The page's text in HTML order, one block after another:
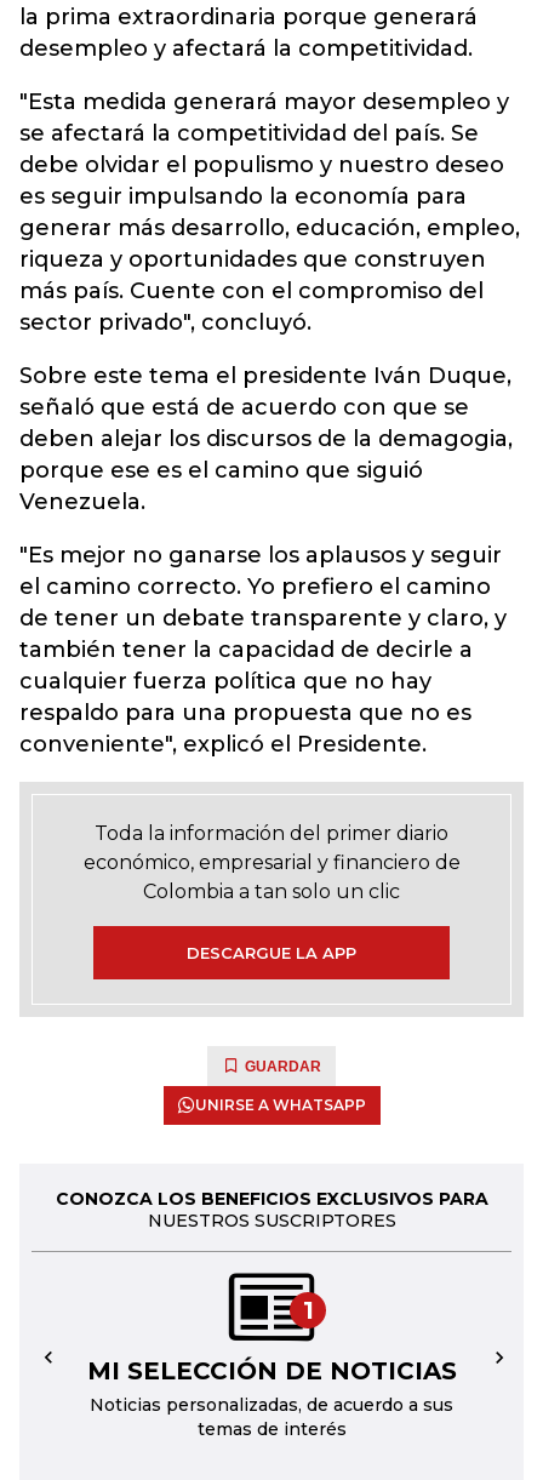
la prima extraordinaria porque generará
desempleo y afectará la competitividad.
"Esta medida generará mayor desempleo y
se afectará la competitividad del país. Se
debe olvidar el populismo y nuestro deseo
es seguir impulsando la economía para
generar más desarrollo, educación, empleo,
riqueza y oportunidades que construyen
más país. Cuente con el compromiso del
sector privado", concluyó.
Sobre este tema el presidente Iván Duque,
señaló que está de acuerdo con que se
deben alejar los discursos de la demagogia,
porque ese es el camino que siguió
Venezuela.
"Es mejor no ganarse los aplausos y seguir
el camino correcto. Yo prefiero el camino
de tener un debate transparente y claro, y
también tener la capacidad de decirle a
cualquier fuerza política que no hay
respaldo para una propuesta que no es
conveniente", explicó el Presidente.
Toda la información del primer diario
económico, empresarial y financiero de
Colombia a tan solo un clic
DESCARGUE LA APP
GUARDAR
UNIRSE A WHATSAPP
CONOZCA LOS BENEFICIOS EXCLUSIVOS PARA
NUESTROS SUSCRIPTORES
1
MI SELECCIÓN DE NOTICIAS
Noticias personalizadas, de acuerdo a sus
temas de interés
← →